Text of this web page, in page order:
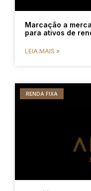
Marcação a
para ativos de
LEIA MAIS »
RENDA FIXA